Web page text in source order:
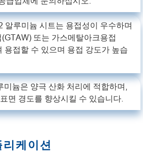
알루미늄 시트는 용접성이 우수하며
또는 가스메탈아크용접
용접할 수 있으며 용접 강도가 높습
미늄은 양극 산화 처리에 적합하며,
면 경도를 향상시킬 수 있습니다.
케이션